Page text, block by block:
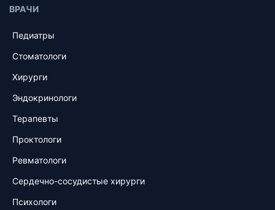
ВРАЧИ
Педиатры
Стоматологи
Хирурги
Эндокринологи
Терапевты
Проктологи
Ревматологи
Сердечно-сосудистые хирурги
Психологи